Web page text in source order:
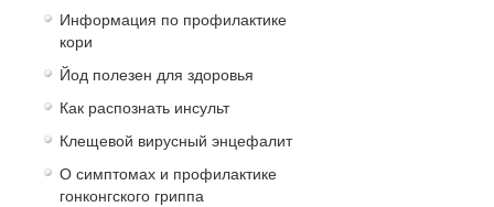
Информация по профилактике
кори
Йод полезен для здоровья
Как распознать инсульт
Клещевой вирусный энцефалит
О симптомах и профилактике
гонконгского гриппа